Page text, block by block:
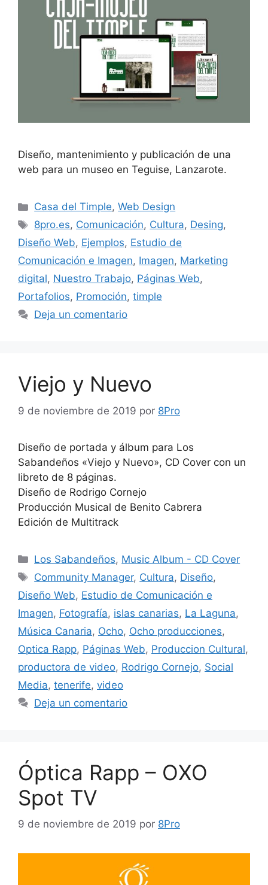
Diseño, mantenimiento y publicación de una
web para un museo en Teguise, Lanzarote.
Casa del Timple,Web Design
8pro.es, Comunicación, Cultura, Desing,
Diseño Web, Ejemplos, Estudio de
Comunicación e Imagen, Imagen, Marketing
digital, Nuestro Trabajo, Páginas Web,
Portafolios, Promoción, timple
Deja un comentario
Viejo y Nuevo
9 de noviembre de 2019 por 8Pro
Diseño de portada y álbum para Los
Sabandeños «Viejo y Nuevo», CD Cover con un
libreto de 8 páginas.
Diseño de Rodrigo Cornejo
Producción Musical de Benito Cabrera
Edición de Multitrack
Los Sabandeños, Music Album - CD Cover
Community Manager, Cultura, Diseño,
Diseño Web, Estudio de Comunicación e
Imagen, Fotografía, islas canarias, La Laguna,
Música Canaria, Ocho, Ocho producciones,
Optica Rapp, Páginas Web, Produccion Cultural,
productora de video, Rodrigo Cornejo, Social
Media, tenerife, video
Deja un comentario
Óptica Rapp – OXO
Spot TV
9 de noviembre de 2019 por 8Pro